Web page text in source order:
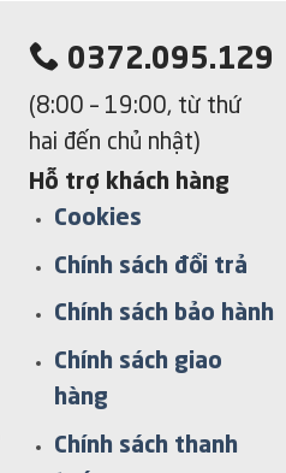
0372.095.129
(8:00 – 19:00, từ thứ
hai đến chủ nhật)
Hỗ trợ khách hàng
Cookies
Chính sách đổi trả
Chính sách bảo hành
Chính sách giao
hàng
Chính sách thanh